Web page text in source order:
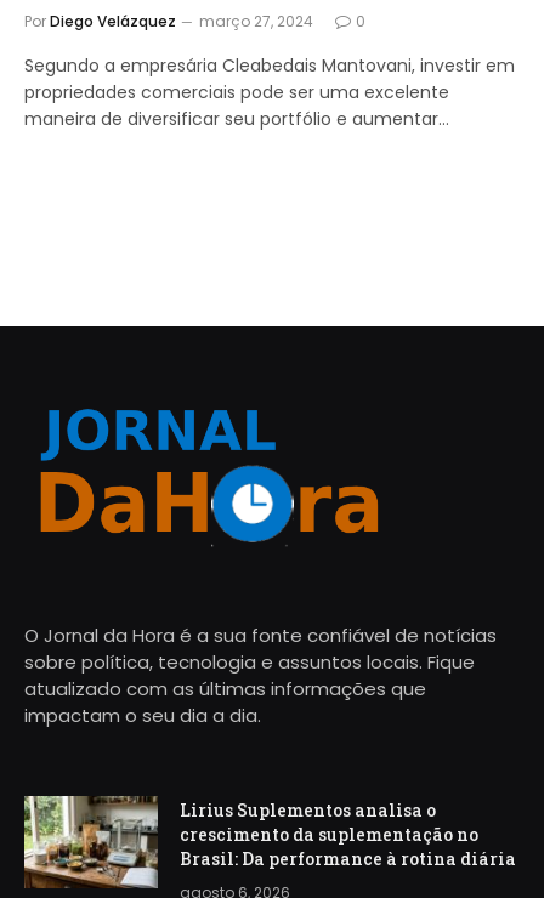
PorDiego Velázquez março 27, 2024 0
Segundo a empresária Cleabedais Mantovani, investir em
propriedades comerciais pode ser uma excelente
maneira de diversificar seu portfólio e aumentar…
O Jornal da Hora é a sua fonte confiável de notícias
sobre política, tecnologia e assuntos locais. Fique
atualizado com as últimas informações que
impactam o seu dia a dia.
Lirius Suplementos analisa o
crescimento da suplementação no
Brasil: Da performance à rotina diária
agosto 6, 2026